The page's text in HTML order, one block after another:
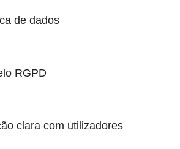
de dados
RGPD
clara com utilizadores